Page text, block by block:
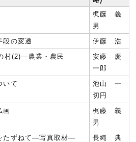
梶藤 義
男
の変遷
伊藤 浩
村(2)―農業・農民
安藤 慶
一郎
いて
池山 一
切円
画
梶藤 義
男
たずねて―写真取材―
長縄 典